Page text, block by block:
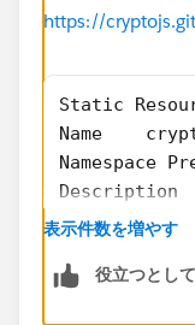
https://
Static
Name
Size
表示件数を増やす
役立つとし